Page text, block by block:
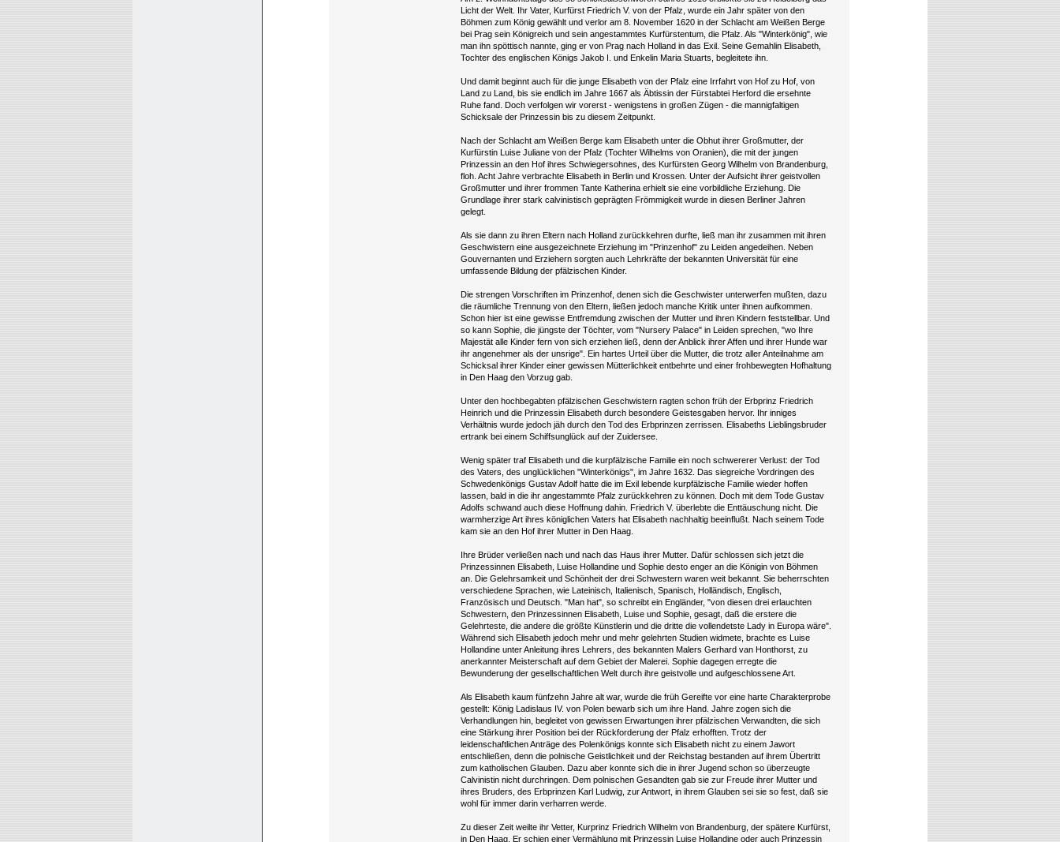
Licht der Welt. Ihr Vater, Kurfürst Friedrich V. von der Pfalz, wurde ein Jahr später von den
Böhmen zum König gewählt und verlor am 8. November 1620 in der Schlacht am Weißen Berge
bei Prag sein Königreich und sein angestammtes Kurfürstentum, die Pfalz. Als "Winterkönig", wie
man ihn spöttisch nannte, ging er von Prag nach Holland in das Exil. Seine Gemahlin Elisabeth,
Tochter des englischen Königs Jakob I. und Enkelin Maria Stuarts, begleitete ihn.
Und damit beginnt auch für die junge Elisabeth von der Pfalz eine Irrfahrt von Hof zu Hof, von
Land zu Land, bis sie endlich im Jahre 1667 als Äbtissin der Fürstabtei Herford die ersehnte
Ruhe fand. Doch verfolgen wir vorerst - wenigstens in großen Zügen - die mannigfaltigen
Schicksale der Prinzessin bis zu diesem Zeitpunkt.
Nach der Schlacht am Weißen Berge kam Elisabeth unter die Obhut ihrer Großmutter, der
Kurfürstin Luise Juliane von der Pfalz (Tochter Wilhelms von Oranien), die mit der jungen
Prinzessin an den Hof ihres Schwiegersohnes, des Kurfürsten Georg Wilhelm von Brandenburg,
floh. Acht Jahre verbrachte Elisabeth in Berlin und Krossen. Unter der Aufsicht ihrer geistvollen
Großmutter und ihrer frommen Tante Katherina erhielt sie eine vorbildliche Erziehung. Die
Grundlage ihrer stark calvinistisch geprägten Frömmigkeit wurde in diesen Berliner Jahren
gelegt.
Als sie dann zu ihren Eltern nach Holland zurückkehren durfte, ließ man ihr zusammen mit ihren
Geschwistern eine ausgezeichnete Erziehung im "Prinzenhof" zu Leiden angedeihen. Neben
Gouvernanten und Erziehern sorgten auch Lehrkräfte der bekannten Universität für eine
umfassende Bildung der pfälzischen Kinder.
Die strengen Vorschriften im Prinzenhof, denen sich die Geschwister unterwerfen mußten, dazu
die räumliche Trennung von den Eltern, ließen jedoch manche Kritik unter ihnen aufkommen.
Schon hier ist eine gewisse Entfremdung zwischen der Mutter und ihren Kindern feststellbar. Und
so kann Sophie, die jüngste der Töchter, vom "Nursery Palace" in Leiden sprechen, "wo Ihre
Majestät alle Kinder fern von sich erziehen ließ, denn der Anblick ihrer Affen und ihrer Hunde war
ihr angenehmer als der unsrige". Ein hartes Urteil über die Mutter, die trotz aller Anteilnahme am
Schicksal ihrer Kinder einer gewissen Mütterlichkeit entbehrte und einer frohbewegten Hofhaltung
in Den Haag den Vorzug gab.
Unter den hochbegabten pfälzischen Geschwistern ragten schon früh der Erbprinz Friedrich
Heinrich und die Prinzessin Elisabeth durch besondere Geistesgaben hervor. Ihr inniges
Verhältnis wurde jedoch jäh durch den Tod des Erbprinzen zerrissen. Elisabeths Lieblingsbruder
ertrank bei einem Schiffsunglück auf der Zuidersee.
Wenig später traf Elisabeth und die kurpfälzische Familie ein noch schwererer Verlust: der Tod
des Vaters, des unglücklichen "Winterkönigs", im Jahre 1632. Das siegreiche Vordringen des
Schwedenkönigs Gustav Adolf hatte die im Exil lebende kurpfälzische Familie wieder hoffen
lassen, bald in die ihr angestammte Pfalz zurückkehren zu können. Doch mit dem Tode Gustav
Adolfs schwand auch diese Hoffnung dahin. Friedrich V. überlebte die Enttäuschung nicht. Die
warmherzige Art ihres königlichen Vaters hat Elisabeth nachhaltig beeinflußt. Nach seinem Tode
kam sie an den Hof ihrer Mutter in Den Haag.
Ihre Brüder verließen nach und nach das Haus ihrer Mutter. Dafür schlossen sich jetzt die
Prinzessinnen Elisabeth, Luise Hollandine und Sophie desto enger an die Königin von Böhmen
an. Die Gelehrsamkeit und Schönheit der drei Schwestern waren weit bekannt. Sie beherrschten
verschiedene Sprachen, wie Lateinisch, Italienisch, Spanisch, Holländisch, Englisch,
Französisch und Deutsch. "Man hat", so schreibt ein Engländer, "von diesen drei erlauchten
Schwestern, den Prinzessinnen Elisabeth, Luise und Sophie, gesagt, daß die erstere die
Gelehrteste, die andere die größte Künstlerin und die dritte die vollendetste Lady in Europa wäre".
Während sich Elisabeth jedoch mehr und mehr gelehrten Studien widmete, brachte es Luise
Hollandine unter Anleitung ihres Lehrers, des bekannten Malers Gerhard van Honthorst, zu
anerkannter Meisterschaft auf dem Gebiet der Malerei. Sophie dagegen erregte die
Bewunderung der gesellschaftlichen Welt durch ihre geistvolle und aufgeschlossene Art.
Als Elisabeth kaum fünfzehn Jahre alt war, wurde die früh Gereifte vor eine harte Charakterprobe
gestellt: König Ladislaus IV. von Polen bewarb sich um ihre Hand. Jahre zogen sich die
Verhandlungen hin, begleitet von gewissen Erwartungen ihrer pfälzischen Verwandten, die sich
eine Stärkung ihrer Position bei der Rückforderung der Pfalz erhofften. Trotz der
leidenschaftlichen Anträge des Polenkönigs konnte sich Elisabeth nicht zu einem Jawort
entschließen, denn die polnische Geistlichkeit und der Reichstag bestanden auf ihrem Übertritt
zum katholischen Glauben. Dazu aber konnte sich die in ihrer Jugend schon so überzeugte
Calvinistin nicht durchringen. Dem polnischen Gesandten gab sie zur Freude ihrer Mutter und
ihres Bruders, des Erbprinzen Karl Ludwig, zur Antwort, in ihrem Glauben sei sie so fest, daß sie
wohl für immer darin verharren werde.
Zu dieser Zeit weilte ihr Vetter, Kurprinz Friedrich Wilhelm von Brandenburg, der spätere Kurfürst,
in Den Haag. Er schien einer Vermählung mit Prinzessin Luise Hollandine oder auch Prinzessin